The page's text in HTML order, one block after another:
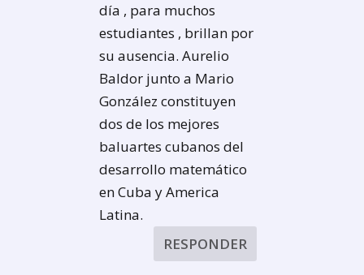
día , para muchos
estudiantes , brillan por
su ausencia. Aurelio
Baldor junto a Mario
González constituyen
dos de los mejores
baluartes cubanos del
desarrollo matemático
en Cuba y America
Latina.
RESPONDER